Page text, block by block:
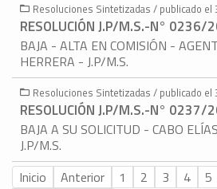
Resoluciones Sintetizadas / publicado el
RESOLUCIÓN J.P/M.S.-N° 0236/
BAJA - ALTA EN COMISIÓN -
HERRERA - J.P/M.S.
Resoluciones Sintetizadas / publicado el
RESOLUCIÓN J.P/M.S.-N° 0237/
BAJA A SU SOLICITUD - CABO
J.P/M.S.
Inicio
Anterior 1 2 3 4 5